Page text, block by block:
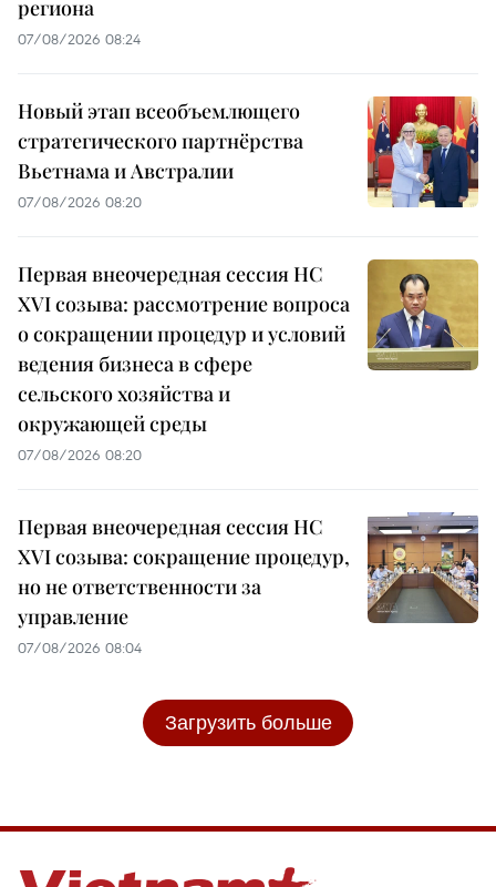
региона
07/08/2026 08:24
Новый этап всеобъемлющего
стратегического партнёрства
Вьетнама и Австралии
07/08/2026 08:20
Первая внеочередная сессия НС
XVI созыва: рассмотрение вопроса
о сокращении процедур и условий
ведения бизнеса в сфере
сельского хозяйства и
окружающей среды
07/08/2026 08:20
Первая внеочередная сессия НС
XVI созыва: сокращение процедур,
но не ответственности за
управление
07/08/2026 08:04
Загрузить больше